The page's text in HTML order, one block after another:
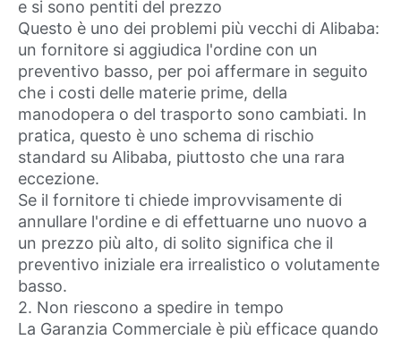
e si sono pentiti del prezzo
Questo è uno dei problemi più vecchi di Alibaba:
un fornitore si aggiudica l'ordine con un
preventivo basso, per poi affermare in seguito
che i costi delle materie prime, della
manodopera o del trasporto sono cambiati. In
pratica, questo è uno schema di rischio
standard su Alibaba, piuttosto che una rara
eccezione.
Se il fornitore ti chiede improvvisamente di
annullare l'ordine e di effettuarne uno nuovo a
un prezzo più alto, di solito significa che il
preventivo iniziale era irrealistico o volutamente
basso.
2. Non riescono a spedire in tempo
La Garanzia Commerciale è più efficace quando